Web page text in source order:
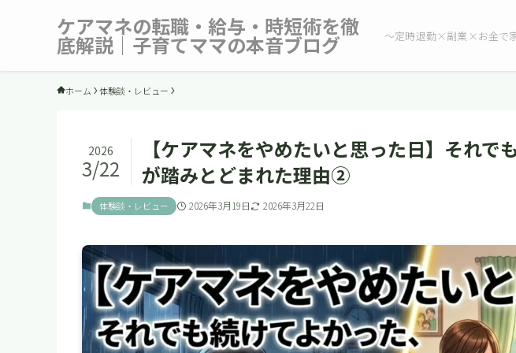
ケアマネの転職・給与・時短術を徹
底解説｜子育てママの本音ブログ 〜定時退勤×副業×お金で
ホーム 体験談・レビュー
【ケアマネをやめたいと思った日】それで
が踏みとどまれた理由②
2026
3/22
体験談・レビュー 2026年3月19日 2026年3月22日